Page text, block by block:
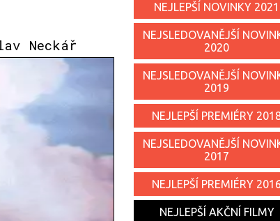
Neckář
NEJLEPŠÍ NOVINKY 2021
NEJSLEDOVANĚJŠÍ
2020
NEJSLEDOVANĚJŠÍ
2019
NEJLEPŠÍ PREMIÉRY
NEJSLEDOVANĚJŠÍ
2017
NEJLEPŠÍ PREMIÉRY 2016
NEJLEPŠÍ AKČNÍ FILMY